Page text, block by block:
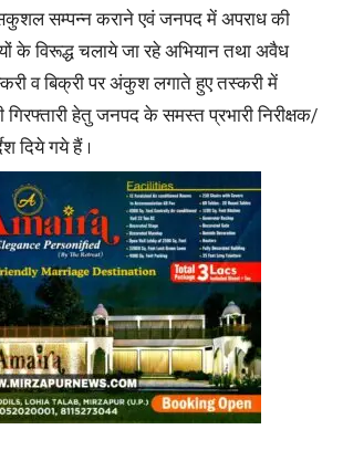
सम्पन्न कराने एवं जनपद में अपराध की
के विरूद्ध चलाये जा रहे अभियान तथा अवैध
व बिक्री पर अंकुश लगाते हुए तस्करी में
हेतु जनपद के समस्त प्रभारी निरीक्षक/
दिये गये हैं ।